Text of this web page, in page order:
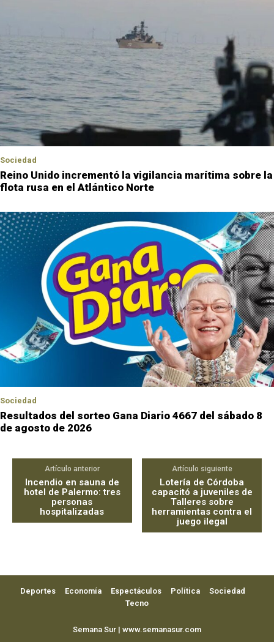
Sociedad
Reino Unido incrementó la vigilancia marítima sobre la
flota rusa en el Atlántico Norte
Sociedad
Resultados del sorteo Gana Diario 4667 del sábado 8
de agosto de 2026
Artículo anterior
Incendio en sauna de
hotel de Palermo: tres
personas
hospitalizadas
Artículo siguiente
Lotería de Córdoba
capacitó a juveniles de
Talleres sobre
herramientas contra el
juego ilegal
Deportes Economía Espectáculos Política
Sociedad
Tecno
Semana Sur | www.semanasur.com